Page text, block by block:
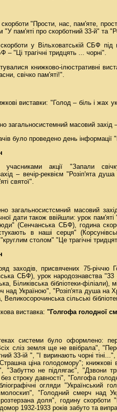
скорботи "Прости, нас, пам'яте,
"У пам'яті про скорботний 33-й" та
у Вільховатській СБФ
"Ці трагічні тридцять ... чорні".
книжково-ілюстративні
свічко пам'яті!".
виставки: "Голод – біль і жах
загальносистемний масовий
було проведено день інформації
акції "Запали
– вечір-реквієм "Розіп'ята
святої".
загальносистсмний масовий
дати також ввійшли: урок
(Сенчанська СБФ), година
в наші серця"
столом" "Це трагічні
заходів, присвячених 75-
СБФ), урок народознавства
Біликівська бібліотеки-
над Україною", "Розіп'ята душа на
сільські
виставка: "Голгофа голодної
системи було оформлено:
сліз земля ще не ввібрала",
33-ій ", "І виринають чорні
ціна голодомору"; книжкові
"Забуттю не підлягає", "Дзвони
строку давності", "Голгофа
огляди "Український
"Голодний смерч над
доля", годину
1932-1933 років забуто та